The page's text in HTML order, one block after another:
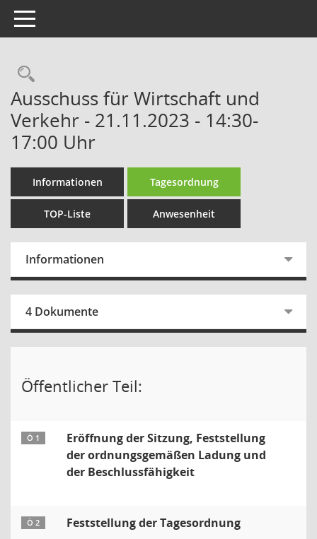
Toggle navigation
Rechercheauswahl
Ausschuss für Wirtschaft und
Verkehr - 21.11.2023 - 14:30-
17:00 Uhr
Informationen Tagesordnung
TOP-Liste Anwesenheit
Informationen
4 Dokumente
Öffentlicher Teil:
Ö 1
Eröffnung der Sitzung, Feststellung
der ordnungsgemäßen Ladung und
der Beschlussfähigkeit
Ö 2 Feststellung der Tagesordnung